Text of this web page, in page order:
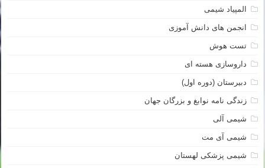
المپیاد شیمی
انجمن های دانش آموزی
تست هوش
داروسازی هسته ای
دبیرستان (دوره اول)
زندگی نامه نوابغ و بزرگان جهان
شیمی آلی
شیمی آی مت
شیمی پزشکی لهستان